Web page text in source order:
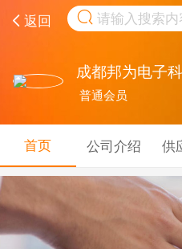
返回
成都邦为电子
普通会员
首页 公司介绍 供